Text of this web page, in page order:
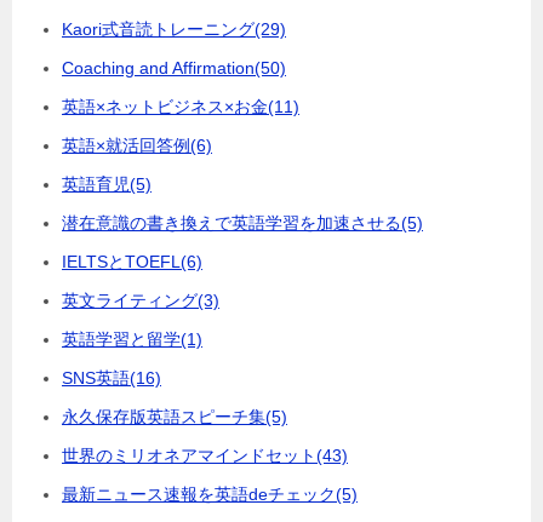
Kaori式音読トレーニング(29)
Coaching and Affirmation(50)
英語×ネットビジネス×お金(11)
英語×就活回答例(6)
英語育児(5)
潜在意識の書き換えで英語学習を加速させる(5)
IELTSとTOEFL (6)
英文ライティング(3)
英語学習と留学(1)
SNS英語(16)
永久保存版英語スピーチ集(5)
世界のミリオネアマインドセット(43)
最新ニュース速報を英語deチェック(5)